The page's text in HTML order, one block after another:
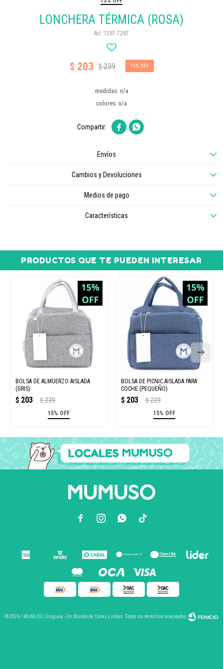
LONCHERA TÉRMICA (ROSA)
7287-7287
$ 203 $239 15
medidas: n/a
colores: n/a
 
Envíos
Cambios y Devoluciones
Medios de pago
Características
PRODUCTOS QUE TE PUEDEN INTERESAR
BOLSA DE ALMUERZO AISLADA
(GRIS)
$ 203 $ 239
15% OFF
BOLSA DE PICNIC AISLADA PARA
COCHE (PEQUEÑO)
$ 203 $ 239
15% OFF
  
© 2026 / MUMUSO Uruguay - Un Mundo de Cosas Lindas. Todos los derechos reservados.